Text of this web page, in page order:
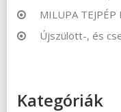
MILUPA TEJPÉP
Újszülött-, és
Kategóriák